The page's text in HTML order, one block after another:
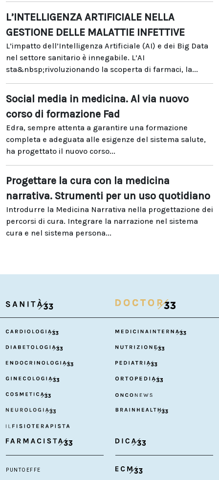
L’INTELLIGENZA ARTIFICIALE NELLA
GESTIONE DELLE MALATTIE INFETTIVE
L’impatto dell’Intelligenza Artificiale (AI) e dei Big Data
nel settore sanitario è innegabile. L’AI
sta&nbsp;rivoluzionando la scoperta di farmaci, la...
Social media in medicina. Al via nuovo
corso di formazione Fad
Edra, sempre attenta a garantire una formazione
completa e adeguata alle esigenze del sistema salute,
ha progettato il nuovo corso...
Progettare la cura con la medicina
narrativa. Strumenti per un uso quotidiano
Introdurre la Medicina Narrativa nella progettazione dei
percorsi di cura. Integrare la narrazione nel sistema
cura e nel sistema persona...